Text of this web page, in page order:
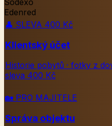
Sodexo
Edenred
👤 SLEVA 400 Kč
Klientský účet
Historie pobytů · fotky z
sleva 400 Kč
🏡 PRO MAJITELE
Správa objektu